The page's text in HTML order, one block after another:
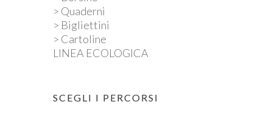
> Quaderni
> Bigliettini
> Cartoline
LINEA ECOLOGICA
SCEGLI I PERCORSI